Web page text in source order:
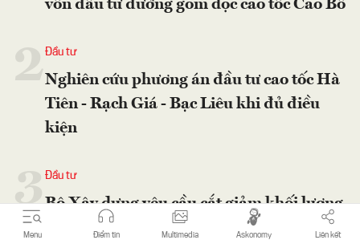
Menu Điểm tin Multimedia Askonomy Liên kết
vốn đầu tư đường gom dọc cao tốc Cao Bồ
2Đầu tư
Nghiên cứu phương án đầu tư cao tốc Hà
Tiên - Rạch Giá - Bạc Liêu khi đủ điều
kiện
3Đầu tư
Bộ Xây dựng yêu cầu cắt giảm khối lượng
nhà thầu chậm tiến độ tại cao tốc Cam Lộ